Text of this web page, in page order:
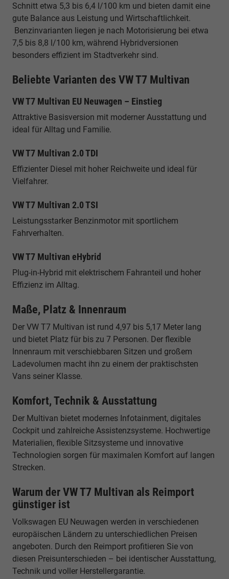
Schnitt etwa 5,3 bis 6,4 l/100 km und bieten damit eine
gute Balance aus Leistung und Wirtschaftlichkeit.
Benzinvarianten liegen je nach Motorisierung bei etwa
7,5 bis 8,8 l/100 km, während Hybridversionen
besonders effizient im Stadtverkehr sind.
Beliebte Varianten des VW T7 Multivan
VW T7 Multivan EU Neuwagen – Einstieg
Attraktive Basisversion mit moderner Ausstattung und
ideal für Alltag und Familie.
VW T7 Multivan 2.0 TDI
Effizienter Diesel mit hoher Reichweite und ideal für
Vielfahrer.
VW T7 Multivan 2.0 TSI
Leistungsstarker Benzinmotor mit sportlichem
Fahrverhalten.
VW T7 Multivan eHybrid
Plug-in-Hybrid mit elektrischem Fahranteil und hoher
Effizienz im Alltag.
Maße, Platz & Innenraum
Der VW T7 Multivan ist rund 4,97 bis 5,17 Meter lang
und bietet Platz für bis zu 7 Personen. Der flexible
Innenraum mit verschiebbaren Sitzen und großem
Ladevolumen macht ihn zu einem der praktischsten
Vans seiner Klasse.
Komfort, Technik & Ausstattung
Der Multivan bietet modernes Infotainment, digitales
Cockpit und zahlreiche Assistenzsysteme. Hochwertige
Materialien, flexible Sitzsysteme und innovative
Technologien sorgen für maximalen Komfort auf langen
Strecken.
Warum der VW T7 Multivan als Reimport
günstiger ist
Volkswagen EU Neuwagen werden in verschiedenen
europäischen Ländern zu unterschiedlichen Preisen
angeboten. Durch den Reimport profitieren Sie von
diesen Preisunterschieden – bei identischer Ausstattung,
Technik und voller Herstellergarantie.